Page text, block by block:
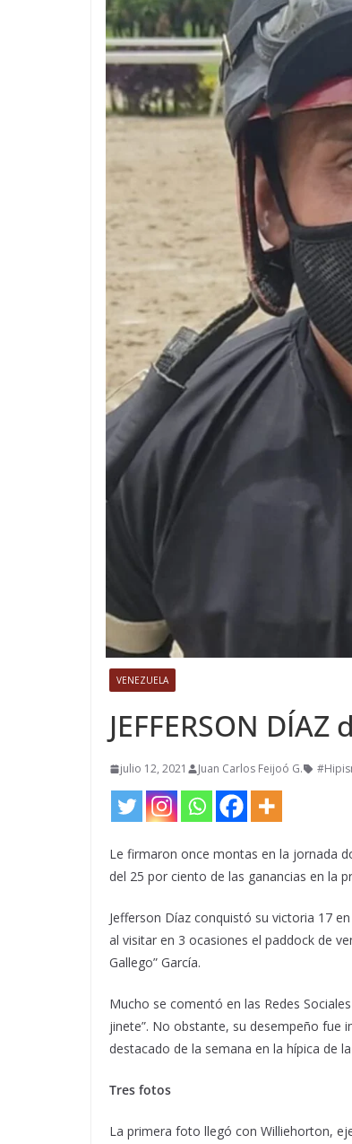
VENEZUELA
JEFFERSON
julio 12, 2021 Juan Carlos Feijoó G.
Le firmaron once montas en la jornada
del 25 por ciento de las ganancias en la
Jefferson Díaz conquistó su victoria 17
al visitar en 3 ocasiones el paddock de
Gallego” García.
Mucho se comentó en las Redes
jinete”. No obstante, su desempeño fue
destacado de la semana en la hípica de
Tres fotos
La primera foto llegó con Williehorton,